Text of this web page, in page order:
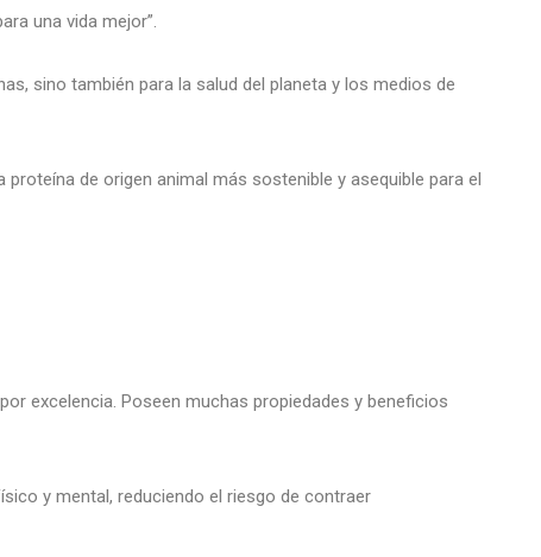
una vida mejor”.
sino también para la salud del planeta y los medios de
de origen animal más sostenible y asequible para el
excelencia. Poseen muchas propiedades y beneficios
y mental, reduciendo el riesgo de contraer